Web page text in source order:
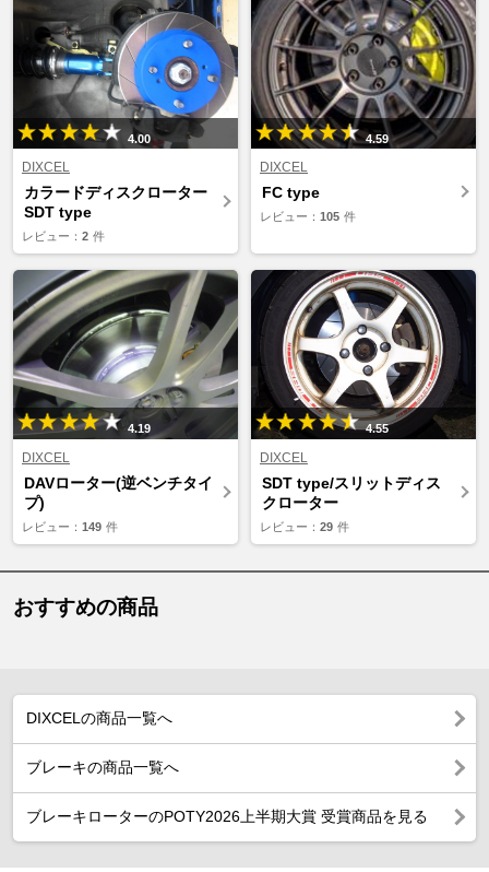
4.00
DIXCEL
カラードディスクローター
SDT type
レビュー： 2 件
4.59
DIXCEL
FC type
レビュー： 105 件
4.19
DIXCEL
DAVローター(逆ベンチタイ
プ)
レビュー： 149 件
4.55
DIXCEL
SDT type/スリットディス
クローター
レビュー： 29 件
おすすめの商品
DIXCELの商品一覧へ
ブレーキの商品一覧へ
ブレーキローターのPOTY2026上半期大賞 受賞商品を見る